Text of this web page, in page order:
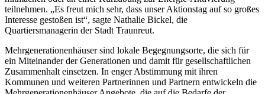
teilnehmen. „Es freut mich sehr, dass unser Aktionstag auf so großes
Interesse gestoßen ist“, sagte Nathalie Bickel, die
Quartiersmanagerin der Stadt Traunreut.
Mehrgenerationenhäuser sind lokale Begegnungsorte, die sich für
ein Miteinander der Generationen und damit für gesellschaftlichen
Zusammenhalt einsetzen. In enger Abstimmung mit ihren
Kommunen und weiteren Partnerinnen und Partnern entwickeln die